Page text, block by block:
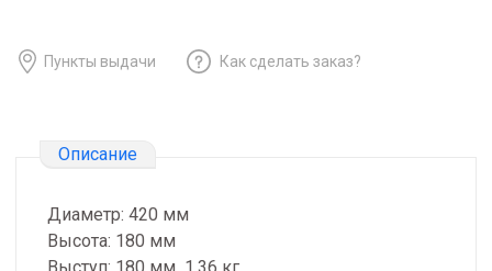
Пункты выдачи Как сделать заказ?
Описание
Диаметр: 420 мм
Высота: 180 мм